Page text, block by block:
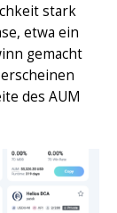
stark
etwa ein
gemacht
des AUM